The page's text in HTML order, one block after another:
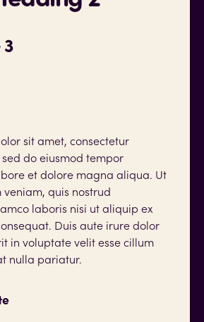
sit amet, consectetur
do eiusmod tempor
et dolore magna aliqua. Ut
quis nostrud
laboris nisi ut aliquip ex
Duis aute irure dolor
in voluptate velit esse cillum
nulla pariatur.